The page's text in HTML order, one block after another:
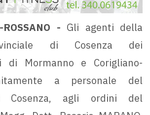
- Gli agenti della
di Cosenza dei
di Mormanno e Corigliano-
a personale del
Cosenza, agli ordini del